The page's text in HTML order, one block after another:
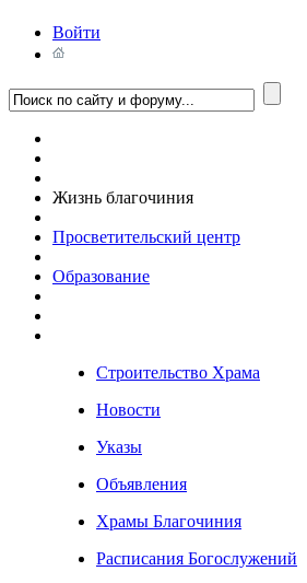
Войти
Жизнь благочиния
Просветительский центр
Образование
Строительство Храма
Новости
Указы
Объявления
Храмы Благочиния
Расписания Богослужений